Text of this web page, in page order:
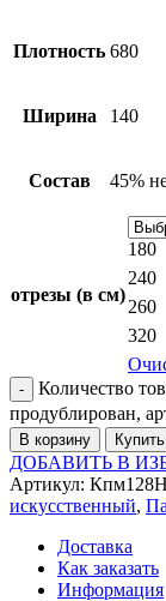
Плотность 680
Ширина 140
Состав 45%
отрезы (в см)
180
240
260
320
Количество
продублирован,
В корзину
ДОБАВИТЬ В
Артикул:
искусственный,
Доставка
Как заказать
Информация